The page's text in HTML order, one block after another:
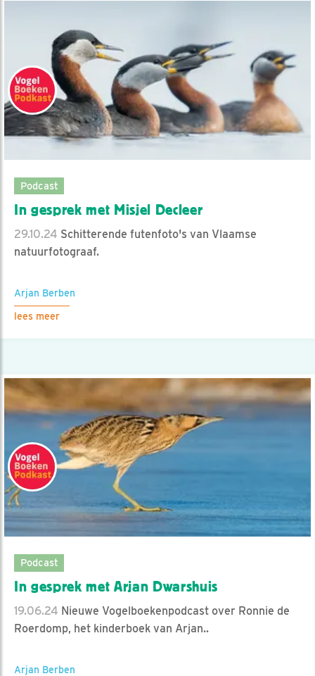
Podcast
In gesprek met Misjel Decleer
29.10.24 Schitterende futenfoto's van Vlaamse
natuurfotograaf.
Arjan Berben
lees meer
Podcast
In gesprek met Arjan Dwarshuis
19.06.24 Nieuwe Vogelboekenpodcast over Ronnie de
Roerdomp, het kinderboek van Arjan..
Arjan Berben